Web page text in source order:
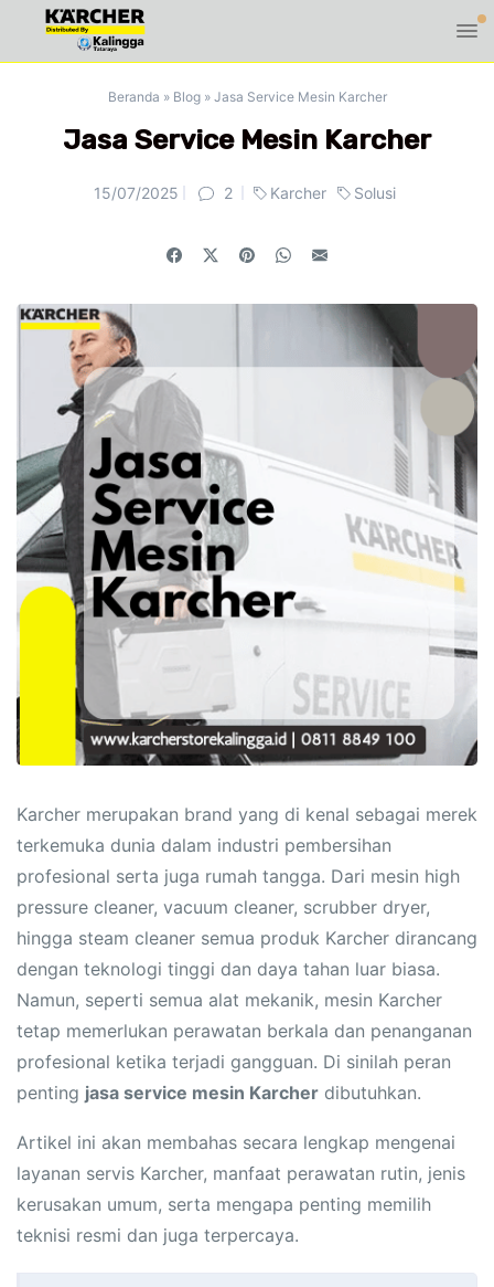
Beranda » Blog» Jasa Service Mesin Karcher
Jasa Service Mesin Karcher
15/07/2025 2 Karcher Solusi
Karcher merupakan brand yang di kenal sebagai merek
terkemuka dunia dalam industri pembersihan
profesional serta juga rumah tangga. Dari mesin high
pressure cleaner, vacuum cleaner, scrubber dryer,
hingga steam cleaner semua produk Karcher dirancang
dengan teknologi tinggi dan daya tahan luar biasa.
Namun, seperti semua alat mekanik, mesin Karcher
tetap memerlukan perawatan berkala dan penanganan
profesional ketika terjadi gangguan. Di sinilah peran
penting jasa service mesin Karcher dibutuhkan.
Artikel ini akan membahas secara lengkap mengenai
layanan servis Karcher, manfaat perawatan rutin, jenis
kerusakan umum, serta mengapa penting memilih
teknisi resmi dan juga terpercaya.